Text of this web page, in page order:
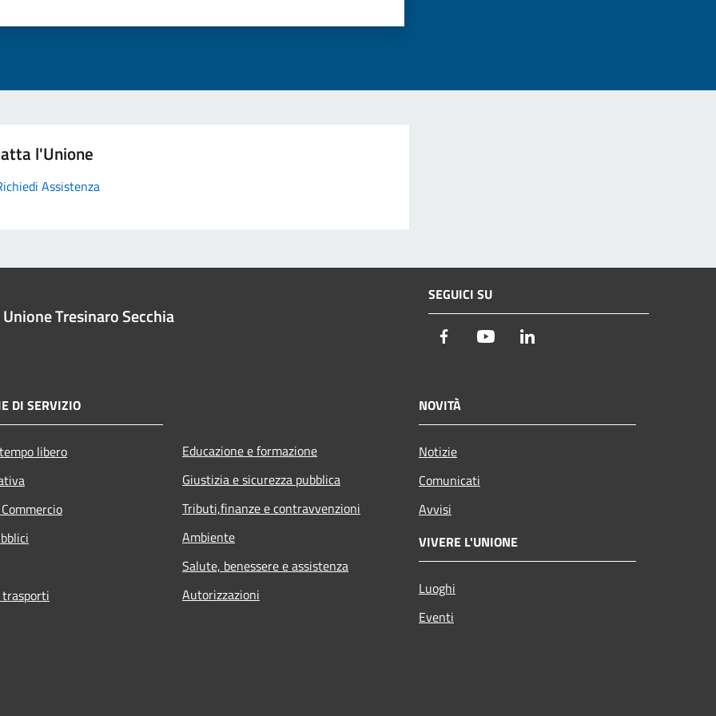
l'Unione
Assistenza
Unione Tresinaro Secchia
SEGUICI SU
Facebook Youtube
DI SERVIZIO
libero
Educazione e formazione
Giustizia e sicurezza pubblica
Tributi,finanze e contravvenzioni
Ambiente
Salute, benessere e assistenza
Autorizzazioni
NOVITÀ
Notizie
Comunicati
Avvisi
VIVERE L'UNIONE
Luoghi
Eventi